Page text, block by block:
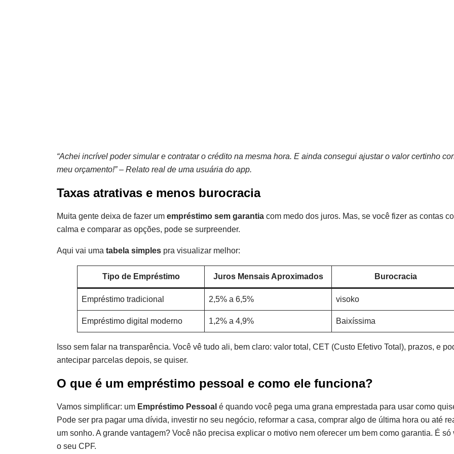
“Achei incrível poder simular e contratar o crédito na mesma hora. E ainda consegui ajustar o valor certinho
meu orçamento!” – Relato real de uma usuária do app.
Taxas atrativas e menos burocracia
Muita gente deixa de fazer um empréstimo sem garantia com medo dos juros. Mas, se você fizer as contas
calma e comparar as opções, pode se surpreender.
Aqui vai uma tabela simples pra visualizar melhor:
Tipo de Empréstimo Juros Mensais Aproximados Burocracia
Empréstimo tradicional 2,5% a 6,5% visoko
Empréstimo digital moderno 1,2% a 4,9% Baixíssima
Isso sem falar na transparência. Você vê tudo ali, bem claro: valor total, CET (Custo Efetivo Total), prazos, e
antecipar parcelas depois, se quiser.
O que é um empréstimo pessoal e como ele funciona?
Vamos simplificar: um Empréstimo Pessoal é quando você pega uma grana emprestada para usar como
Pode ser pra pagar uma dívida, investir no seu negócio, reformar a casa, comprar algo de última hora ou até
um sonho. A grande vantagem? Você não precisa explicar o motivo nem oferecer um bem como garantia. É só
o seu CPF.